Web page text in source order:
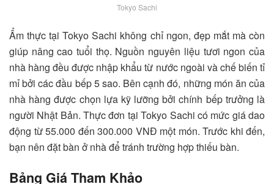
Tokyo Sachi
Ẩm thực tại Tokyo Sachi không chỉ ngon, đẹp mắt mà còn
giúp nâng cao tuổi thọ. Nguồn nguyên liệu tươi ngon của
nhà hàng đều được nhập khẩu từ nước ngoài và chế biến tỉ
mỉ bởi các đầu bếp 5 sao. Bên cạnh đó, những món ăn của
nhà hàng được chọn lựa kỹ lưỡng bởi chính bếp trưởng là
người Nhật Bản. Thực đơn tại Tokyo Sachi có mức giá dao
động từ 55.000 đến 300.000 VNĐ một món. Trước khi đến,
bạn nên đặt bàn ở nhà để tránh trường hợp thiếu bàn.
Bảng Giá Tham Khảo